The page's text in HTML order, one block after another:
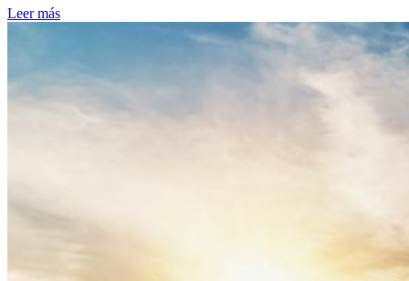
Leer más